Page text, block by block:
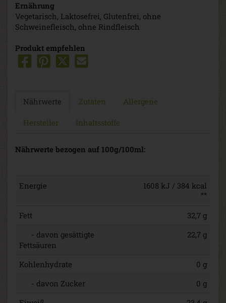
Ernährung
Vegetarisch, Laktosefrei, Glutenfrei, ohne
Schweinefleisch, ohne Rindfleisch
Produkt empfehlen
Nährwerte Zutaten Allergene
Hersteller Inhaltsstoffe
Nährwerte bezogen auf 100g/100ml:
Energie 1608 kJ / 384 kcal
**
Fett
32,7 g
- davon gesättigte
Fettsäuren
22,7 g
Kohlenhydrate
0 g
- davon Zucker
0 g